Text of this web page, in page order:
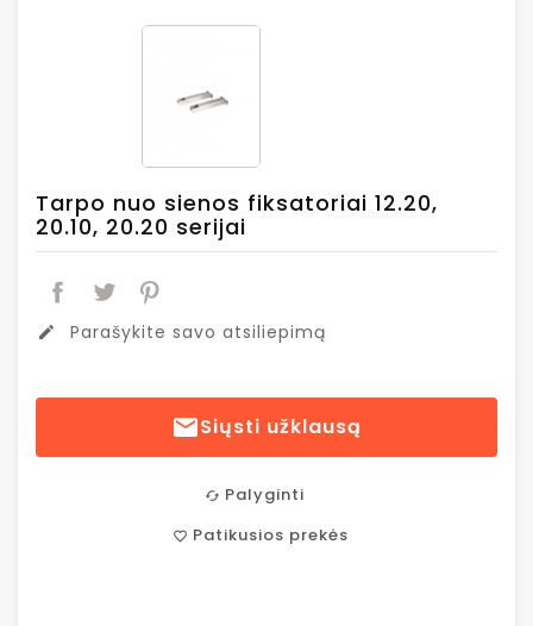
Tarpo nuo sienos fiksatoriai 12.20,
20.10, 20.20 serijai
edit Parašykite savo atsiliepimą
Siųsti užklausą
cached Palyginti
favorite_border Patikusios prekės